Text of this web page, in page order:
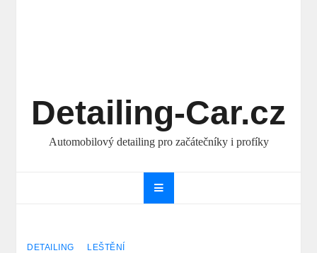
Detailing-Car.cz
Automobilový detailing pro začátečníky i profíky
DETAILING LEŠTĚNÍ